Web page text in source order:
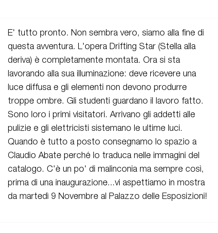
E' tutto pronto. Non sembra vero, siamo alla fine di
questa avventura. L'opera Drifting Star (Stella alla
deriva) è completamente montata. Ora si sta
lavorando alla sua illuminazione: deve ricevere una
luce diffusa e gli elementi non devono produrre
troppe ombre. Gli studenti guardano il lavoro fatto.
Sono loro i primi visitatori. Arrivano gli addetti alle
pulizie e gli elettricisti sistemano le ultime luci.
Quando è tutto a posto consegnamo lo spazio a
Claudio Abate perché lo traduca nelle immagini del
catalogo. C'è un po' di malinconia ma sempre così,
prima di una inaugurazione...vi aspettiamo in mostra
da martedì 9 Novembre al Palazzo delle Esposizioni!